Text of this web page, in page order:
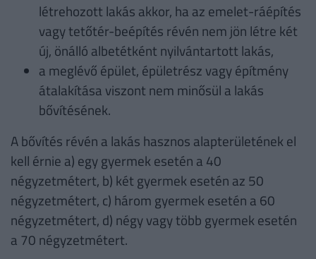
létrehozott lakás akkor, ha az emelet-ráépítés
vagy tetőtér-beépítés révén nem jön létre két
új, önálló albetétként nyilvántartott lakás,
a meglévő épület, épületrész vagy építmény
átalakítása viszont nem minősül a lakás
bővítésének.
A bővítés révén a lakás hasznos alapterületének el
kell érnie a) egy gyermek esetén a 40
négyzetmétert, b) két gyermek esetén az 50
négyzetmétert, c) három gyermek esetén a 60
négyzetmétert, d) négy vagy több gyermek esetén
a 70 négyzetmétert.